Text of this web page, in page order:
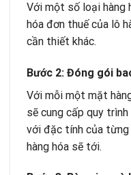
Với một số loại hàng
hóa đơn thuế của lô
cần thiết khác.
Bước 2: Đóng gói
Với mỗi một mặt
sẽ cung cấp quy
với đặc tính của từng
hàng hóa sẽ tới.